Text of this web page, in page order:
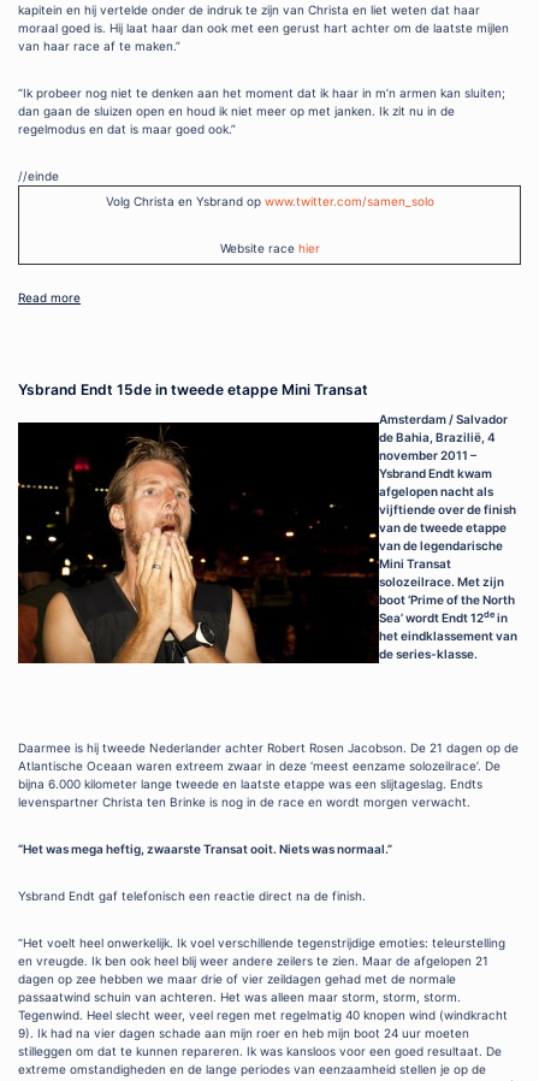
kapitein en hij vertelde onder de indruk te zijn van Christa en liet weten dat haar
moraal goed is. Hij laat haar dan ook met een gerust hart achter om de laatste mijlen
van haar race af te maken.”
“Ik probeer nog niet te denken aan het moment dat ik haar in m’n armen kan sluiten;
dan gaan de sluizen open en houd ik niet meer op met janken. Ik zit nu in de
regelmodus en dat is maar goed ook.”
//einde
Volg Christa en Ysbrand op www.twitter.com/samen_solo
Website race hier
Read more
Ysbrand Endt 15de in tweede etappe Mini Transat
Amsterdam / Salvador
de Bahia, Brazilië, 4
november 2011 –
Ysbrand Endt kwam
afgelopen nacht als
vijftiende over de finish
van de tweede etappe
van de legendarische
Mini Transat
solozeilrace. Met zijn
boot ‘Prime of the North
Sea’ wordt Endt 12de in
het eindklassement van
de series-klasse.
Daarmee is hij tweede Nederlander achter Robert Rosen Jacobson. De 21 dagen op de
Atlantische Oceaan waren extreem zwaar in deze ‘meest eenzame solozeilrace’. De
bijna 6.000 kilometer lange tweede en laatste etappe was een slijtageslag. Endts
levenspartner Christa ten Brinke is nog in de race en wordt morgen verwacht.
“Het was mega heftig, zwaarste Transat ooit. Niets was normaal.”
Ysbrand Endt gaf telefonisch een reactie direct na de finish.
“Het voelt heel onwerkelijk. Ik voel verschillende tegenstrijdige emoties: teleurstelling
en vreugde. Ik ben ook heel blij weer andere zeilers te zien. Maar de afgelopen 21
dagen op zee hebben we maar drie of vier zeildagen gehad met de normale
passaatwind schuin van achteren. Het was alleen maar storm, storm, storm.
Tegenwind. Heel slecht weer, veel regen met regelmatig 40 knopen wind (windkracht
9). Ik had na vier dagen schade aan mijn roer en heb mijn boot 24 uur moeten
stilleggen om dat te kunnen repareren. Ik was kansloos voor een goed resultaat. De
extreme omstandigheden en de lange periodes van eenzaamheid stellen je op de